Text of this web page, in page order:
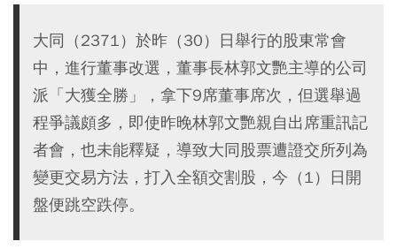
大同（2371）於昨（30）日舉行的股東常會
中，進行董事改選，董事長林郭文艷主導的公司
派「大獲全勝」，拿下9席董事席次，但選舉過
程爭議頗多，即使昨晚林郭文艷親自出席重訊記
者會，也未能釋疑，導致大同股票遭證交所列為
變更交易方法，打入全額交割股，今（1）日開
盤便跳空跌停。